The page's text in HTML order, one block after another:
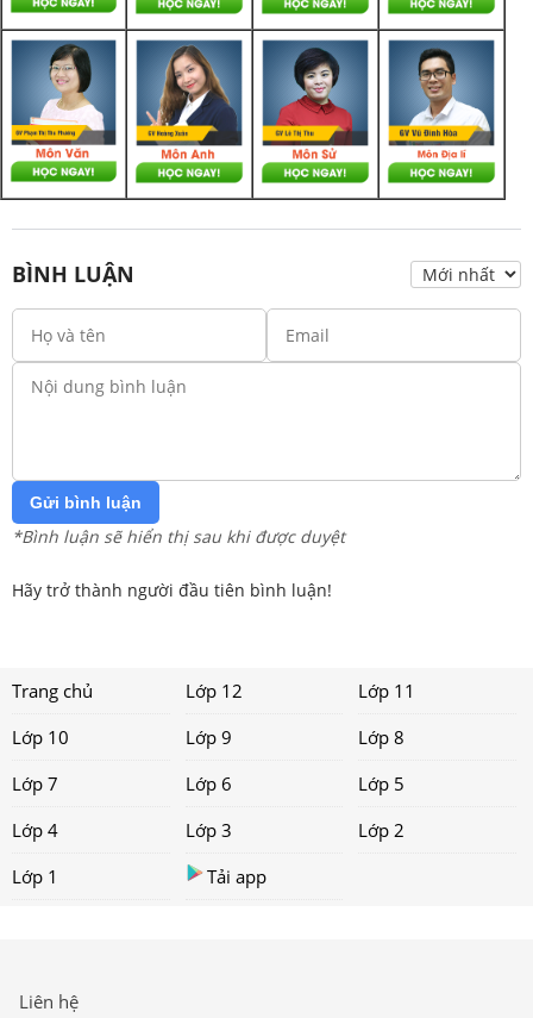
BÌNH LUẬN
Gửi bình luận
*Bình luận sẽ hiển thị sau khi được duyệt
Hãy trở thành người đầu tiên bình luận!
Trang chủ Lớp 12
Lớp 11
Lớp 10
Lớp 9
Lớp 8
Lớp 7
Lớp 6
Lớp 5
Lớp 4
Lớp 3
Lớp 2
Lớp 1
Tải app
Liên hệ